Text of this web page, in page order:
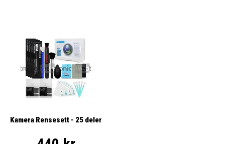
Kamera Rensesett - 25 deler